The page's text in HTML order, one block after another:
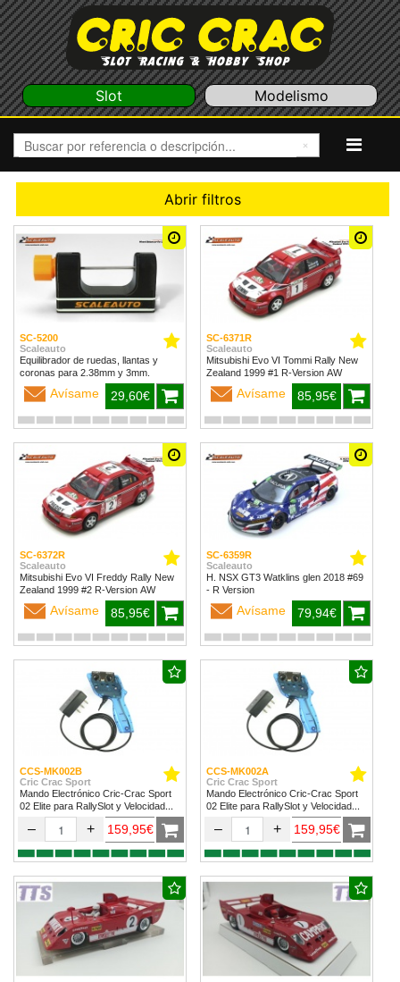
Slot Modelismo
Abrir filtros
SC-5200
Scaleauto
Equilibrador de ruedas, llantas y
coronas para 2.38mm y 3mm.
Avísame 29,60€
SC-6371R
Scaleauto
Mitsubishi Evo VI Tommi Rally New
Zealand 1999 #1 R-Version AW
Avísame 85,95€
SC-6372R
Scaleauto
Mitsubishi Evo VI Freddy Rally New
Zealand 1999 #2 R-Version AW
Avísame 85,95€
SC-6359R
Scaleauto
H. NSX GT3 Watklins glen 2018 #69
- R Version
Avísame 79,94€
CCS-MK002B
Cric Crac Sport
Mando Electrónico Cric-Crac Sport
02 Elite para RallySlot y Velocidad
1/32 & 1/24.
– + 159,95€
CCS-MK002A
Cric Crac Sport
Mando Electrónico Cric-Crac Sport
02 Elite para RallySlot y Velocidad
1/32 & 1/24
– + 159,95€